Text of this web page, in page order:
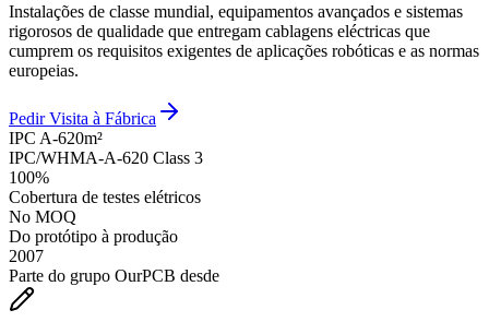
Instalações de classe mundial, equipamentos avançados e sistemas
rigorosos de qualidade que entregam cablagens eléctricas que
cumprem os requisitos exigentes de aplicações robóticas e as normas
europeias.
Pedir Visita à Fábrica
IPC A-620m²
IPC/WHMA-A-620 Class 3
100%
Cobertura de testes elétricos
No MOQ
Do protótipo à produção
2007
Parte do grupo OurPCB desde